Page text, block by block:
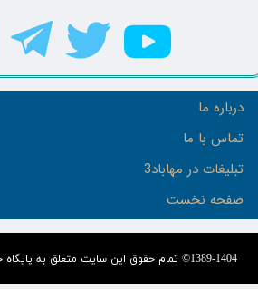
1389-1404© تمام حقوق این سایت متعلق به پایگاه خبری
درباره ما
تماس با ما
تبلیغات در مهاباد3
صفحه نخست